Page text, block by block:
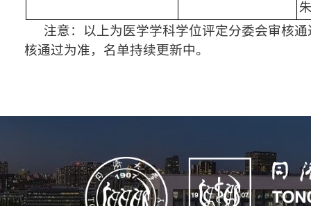
注意：以上为医学学科学位评定分委会审核
核通过为准，名单持续更新中。